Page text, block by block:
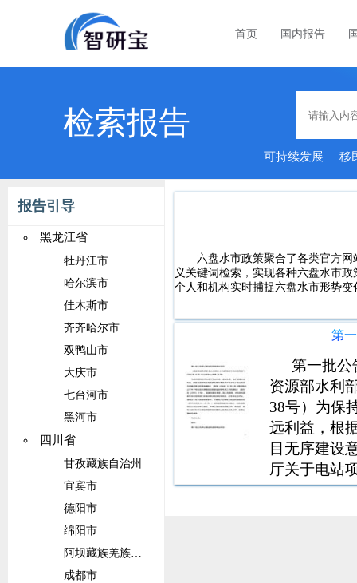
首页 国内报告
检索报告
可持续发展 移
报告引导
黑龙江省
牡丹江市
哈尔滨市
佳木斯市
齐齐哈尔市
双鸭山市
大庆市
七台河市
黑河市
四川省
甘孜藏族自治州
宜宾市
德阳市
绵阳市
阿坝藏族羌族自治州
成都市
六盘水市政策聚合了各类官方
义关键词检索，实现各种六盘水市
个人和机构实时捕捉六盘水市形势
第
第一批公
资源部水利
38号）为保
远利益，根
目无序建设
厅关于电站
20058号）